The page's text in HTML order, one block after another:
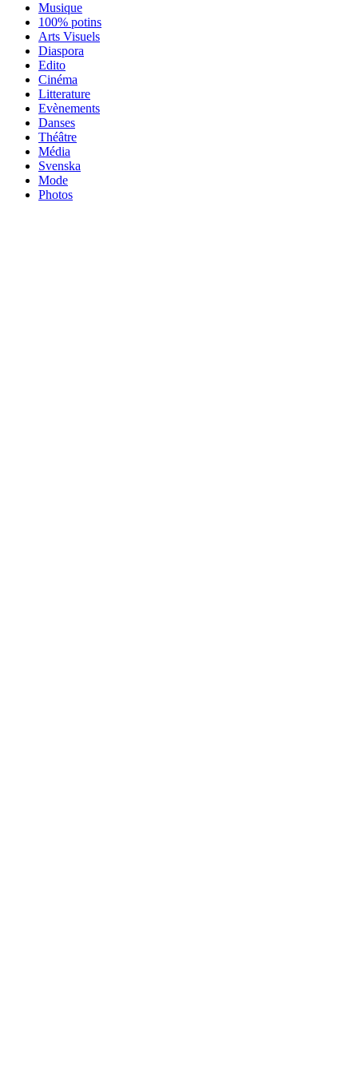
Musique
100% potins
Arts Visuels
Diaspora
Edito
Cinéma
Litterature
Evènements
Danses
Théâtre
Média
Svenska
Mode
Photos